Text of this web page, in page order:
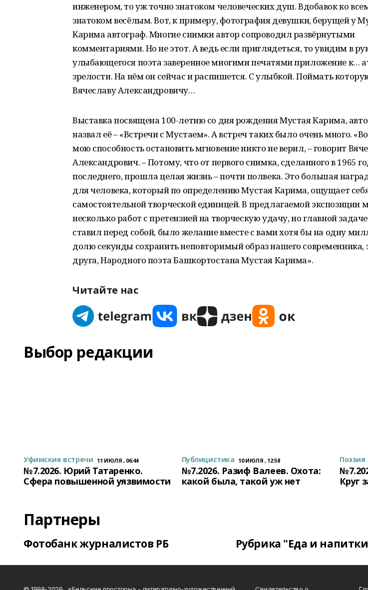
инженером, то уж точно знатоком человеческих душ. Вдобавок ко
знатоком весёлым. Вот, к примеру, фотография девушки, берущей у
Карима автограф. Многие снимки автор сопроводил развёрнутыми
комментариями. Но не этот. А ведь если приглядеться, то увидим в
улыбающегося поэта заверенное многими печатями приложение к…
зрелости. На нём он сейчас и распишется. С улыбкой. Поймать
Вячеславу Александровичу…
Выставка посвящена 100-летию со дня рождения Мустая Карима,
назвал её – «Встречи с Мустаем». А встреч таких было очень много.
мою способность остановить мгновение никто не верил, – говорит
Александрович. – Потому, что от первого снимка, сделанного в 1965
последнего, прошла целая жизнь – почти полвека. Это большая
для человека, который по определению Мустая Карима, ощущает
самостоятельной творческой единицей. В предлагаемой экспозиции
несколько работ с претензией на творческую удачу, но главной
ставил перед собой, было желание вместе с вами хотя бы на одну
долю секунды сохранить неповторимый образ нашего современника,
друга, Народного поэта Башкортостана Мустая Карима».
Читайте нас
Выбор редакции
Уфимские встречи 11 ИЮЛЯ , 06:44
№7.2026. Юрий Татаренко.
Сфера повышенной уязвимости
Публицистика 10 ИЮЛЯ , 12:58
№7.2026. Разиф Валеев. Охота:
какой была, такой уж нет
Поэзия
Круг
Партнеры
Фотобанк журналистов РБ Рубрика "Еда и